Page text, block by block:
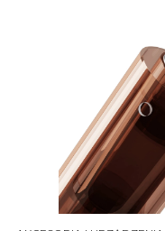
PRODUCENT